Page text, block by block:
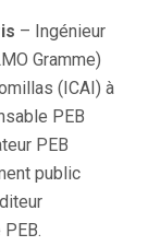
– Ingénieur
Gramme)
(ICAI) à
PEB
PEB
public